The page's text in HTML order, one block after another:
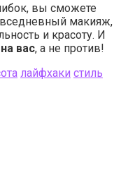
вы сможете
макияж,
и красоту. И
на вас, а не против!
лайфхаки стиль